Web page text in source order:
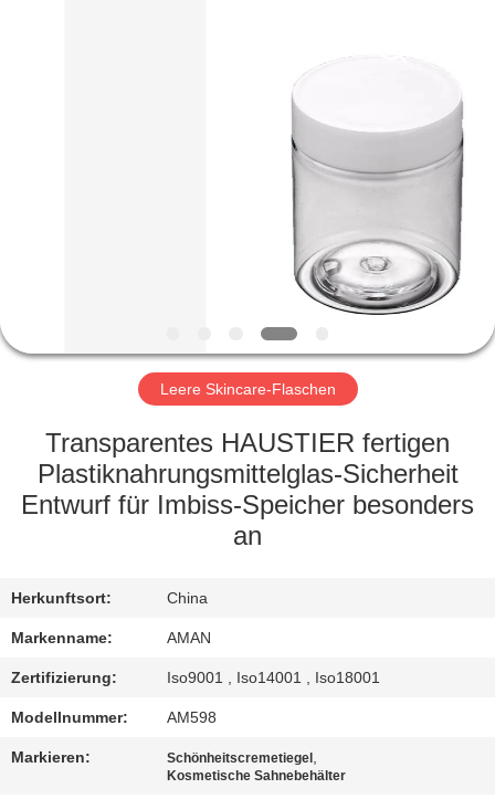
VR-
SHOW
ÜBER
UNS
WERKSBESICHTIGUNG
QUALITÄTSKONTROLLE
KONTAKT
MIT
UNS
Leere Skincare-Flaschen
Transparentes HAUSTIER fertigen
Plastiknahrungsmittelglas-Sicherheit
Entwurf für Imbiss-Speicher besonders
an
Herkunftsort: China
Markenname: AMAN
Zertifizierung: Iso9001 , Iso14001 , Iso18001
Modellnummer: AM598
Markieren: Schönheitscremetiegel ,
Kosmetische Sahnebehälter